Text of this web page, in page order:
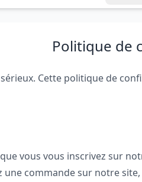
Politique de
Cette politique de
vous vous inscrivez sur
une commande sur notre